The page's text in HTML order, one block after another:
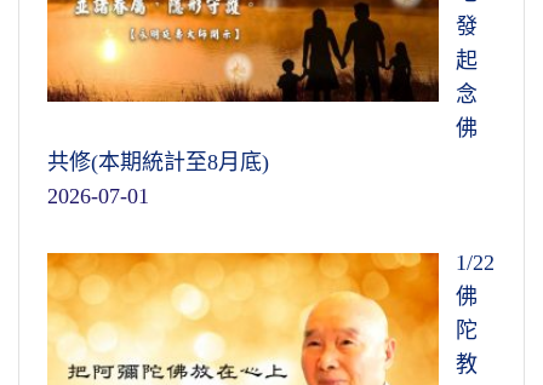
發
起
念
佛
共修(本期統計至8月底)
2026-07-01
1/22
佛
陀
教